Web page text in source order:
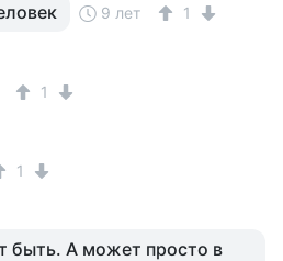
9 лет 1
1
1
быть. А может просто в